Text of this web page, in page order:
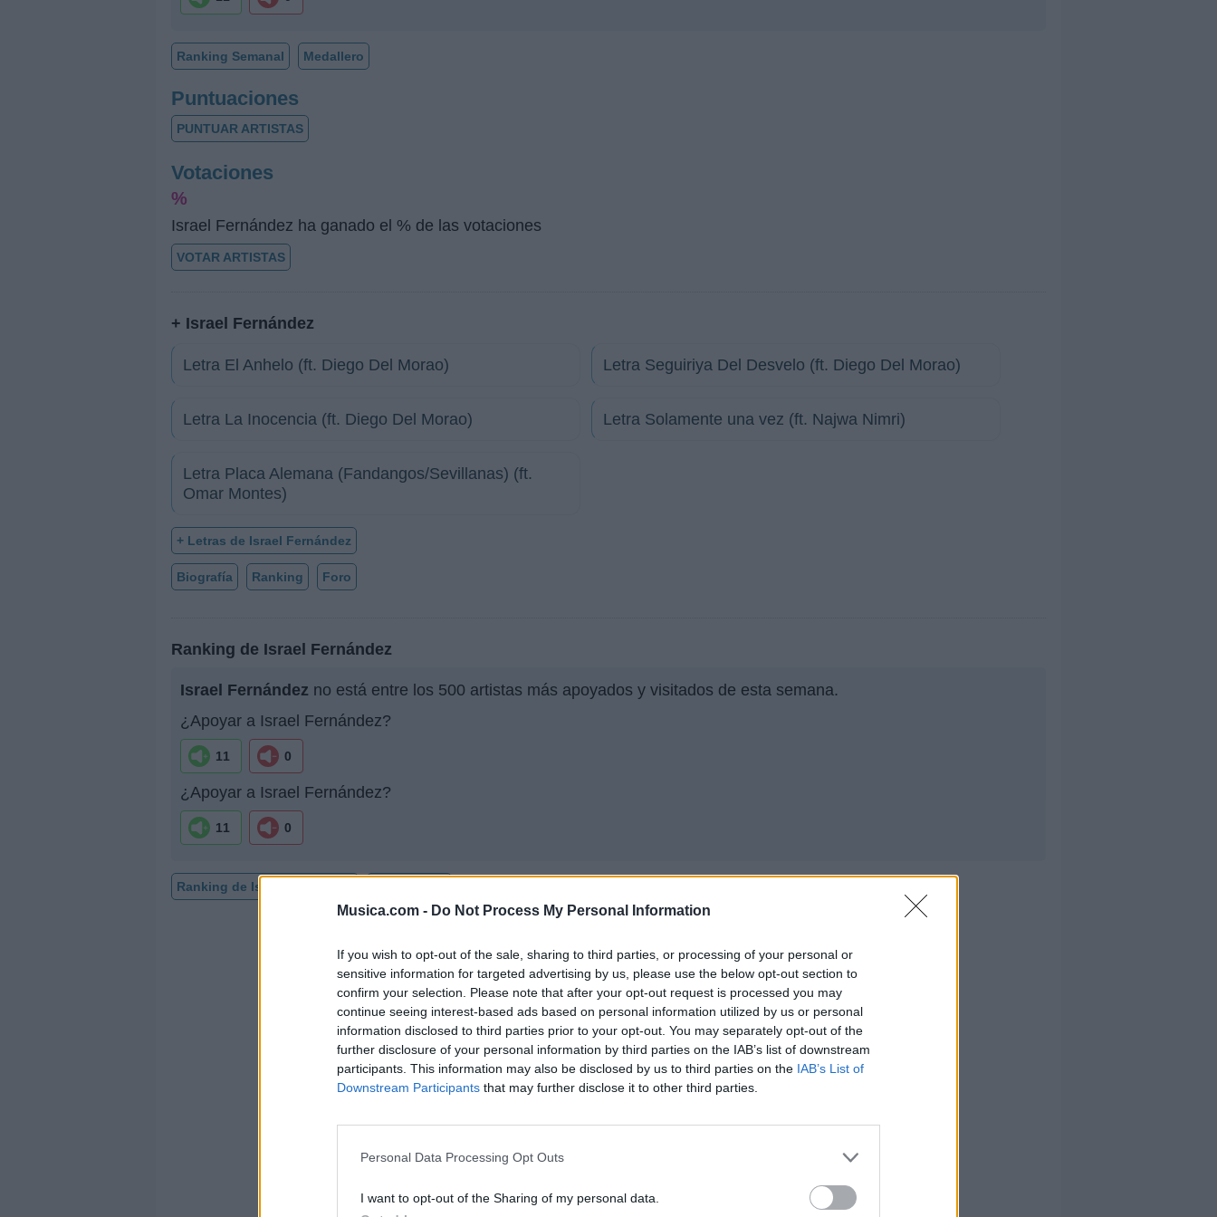
Musica.com - Do Not Process My Personal Information
If you wish to opt-out of the sale, sharing to third parties, or processing of your personal or
sensitive information for targeted advertising by us, please use the below opt-out section to
confirm your selection. Please note that after your opt-out request is processed you may
continue seeing interest-based ads based on personal information utilized by us or personal
information disclosed to third parties prior to your opt-out. You may separately opt-out of the
further disclosure of your personal information by third parties on the IAB’s list of downstream
participants. This information may also be disclosed by us to third parties on the IAB’s List of
Downstream Participants that may further disclose it to other third parties.
Personal Data Processing Opt Outs
I want to opt-out of the Sharing of my personal data.
Ranking Semanal Medallero
Puntuaciones
PUNTUAR ARTISTAS
Votaciones
%
Israel Fernández ha ganado el % de las votaciones
VOTAR ARTISTAS
+ Israel Fernández
Letra El Anhelo (ft. Diego Del Morao) Letra Seguiriya Del Desvelo (ft. Diego Del Morao)
Letra La Inocencia (ft. Diego Del Morao) Letra Solamente una vez (ft. Najwa Nimri)
Letra Placa Alemana (Fandangos/Sevillanas) (ft.
Omar Montes)
+ Letras de Israel Fernández
Biografía Ranking Foro
Ranking de Israel Fernández
Israel Fernández no está entre los 500 artistas más apoyados y visitados de esta semana.
¿Apoyar a Israel Fernández?
11 0
¿Apoyar a Israel Fernández?
11 0
Ranking de Israel Fernández